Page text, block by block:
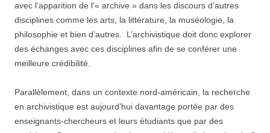
avec l’apparition de l’« archive » dans les discours d’autres
disciplines comme les arts, la littérature, la muséologie, la
philosophie et bien d’autres. L’archivistique doit donc explorer
des échanges avec ces disciplines afin de se conférer une
meilleure crédibilité.
Parallèlement, dans un contexte nord-américain, la recherche
en archivistique est aujourd’hui davantage portée par des
enseignants-chercheurs et leurs étudiants que par des